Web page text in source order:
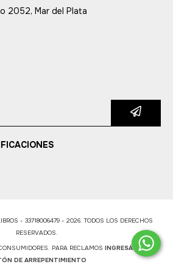
2052, Mar del Plata
- 33718006479 - 2026. TODOS LOS DERECHOS
RESERVADOS.
PARA RECLAMOS INGRESÁ ACÁ.
DE ARREPENTIMIENTO